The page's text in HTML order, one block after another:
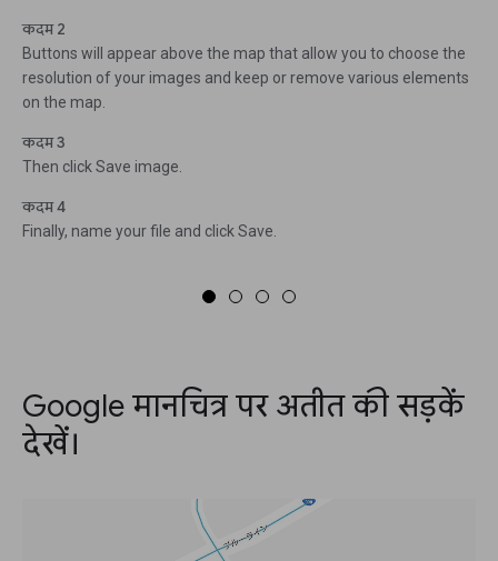
कदम 2
Buttons will appear above the map that allow you to choose the
resolution of your images and keep or remove various elements
on the map.
कदम 3
Then click Save image.
कदम 4
Finally, name your file and click Save.
Google मानचित्र पर अतीत की सड़कें
देखें।